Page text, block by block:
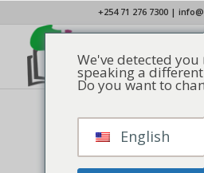
+254 71 276 7300|
NOTÍCIAS
ESCOPO:
We've detected
speaking a
Do you want to
English